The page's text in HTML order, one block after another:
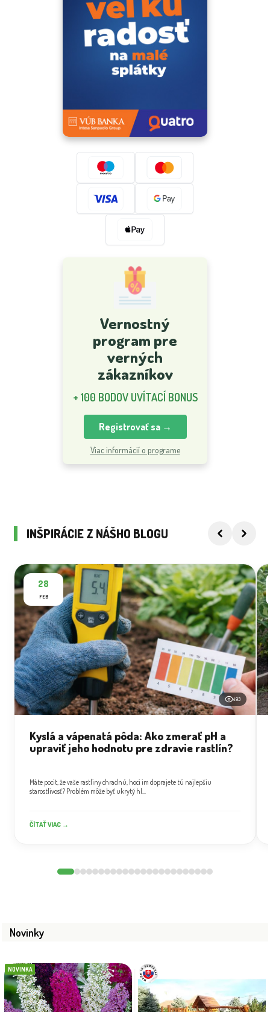
Vernostný
program pre
verných
zákazníkov
+ 100 BODOV UVÍTACÍ BONUS
Registrovať sa →
Viac informácií o programe
INŠPIRÁCIE Z NÁŠHO BLOGU
28
FEB
493
Kyslá a vápenatá pôda: Ako zmerať pH a
upraviť jeho hodnotu pre zdravie rastlín?
Máte pocit, že vaše rastliny chradnú, hoci im doprajete tú najlepšiu
starostlivosť? Problém môže byť ukrytý hl...
ČÍTAŤ VIAC →
Novinky
NOVINKA